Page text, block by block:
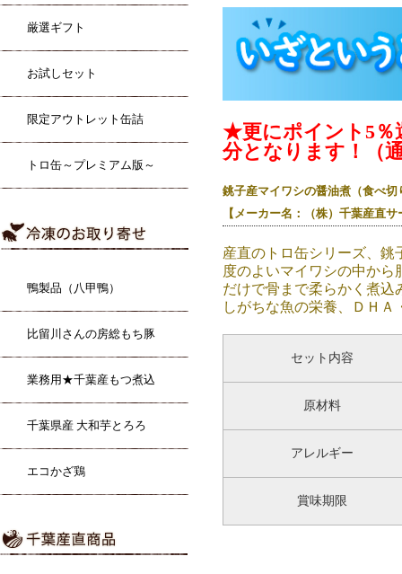
★更にポイント5％
分となります！（
銚子産マイワシの醤油煮（食べ
【メーカー名：（株）千葉産直
産直のトロ缶シリーズ、銚
度のよいマイワシの中か
だけで骨まで柔らかく煮込
しがちな魚の栄養、ＤＨ
セット内容
原材料
アレルギー
賞味期限
厳選ギフト
お試しセット
限定アウトレット缶詰
トロ缶～プレミアム版～
鴨製品（八甲鴨）
比留川さんの房総もち豚
業務用★千葉産もつ煮込
千葉県産 大和芋とろろ
エコかざ鶏